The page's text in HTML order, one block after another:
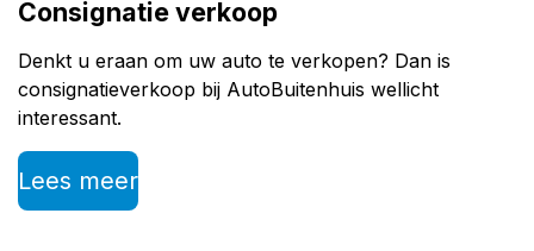
Consignatie verkoop
Denkt u eraan om uw auto te verkopen? Dan is
consignatieverkoop bij AutoBuitenhuis wellicht
interessant.
Lees meer